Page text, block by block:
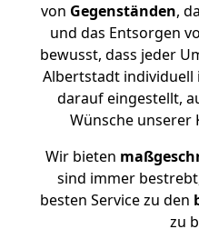
von Gegenständen,
und das Entsorgen
bewusst, dass jeder
Albertstadt individuell
darauf eingestellt,
Wünsche unserer
Wir bieten
sind immer
besten Service zu den
zu